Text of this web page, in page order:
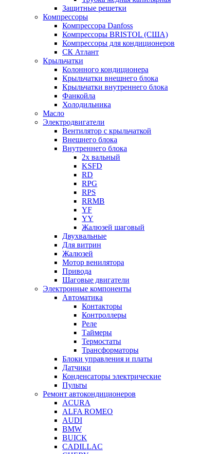
Защитные решетки
Компрессоры
Компрессора Danfoss
Компрессоры BRISTOL (США)
Компрессоры для кондиционеров
СК Атлант
Крыльчатки
Колонного кондиционера
Крыльчатки внешнего блока
Крыльчатки внутреннего блока
Фанкойла
Холодильника
Масло
Электродвигатели
Вентилятор с крыльчаткой
Внешнего блока
Внутреннего блока
2х вальный
KSFD
RD
RPG
RPS
RRMB
YF
YY
Жалюзей шаговый
Двухвальные
Для витрин
Жалюзей
Мотор венилятора
Привода
Шаговые двигатели
Электронные компоненты
Автоматика
Контакторы
Контроллеры
Реле
Таймеры
Термостаты
Трансформаторы
Блоки управления и платы
Датчики
Конденсаторы электрические
Пульты
Ремонт автокондиционеров
ACURA
ALFA ROMEO
AUDI
BMW
BUICK
CADILLAC